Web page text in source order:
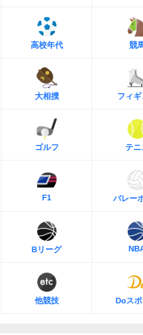
高校年代 競
大相撲 フィギ
ゴルフ テニ
F1 バレー
Bリーグ
他競技 Doス